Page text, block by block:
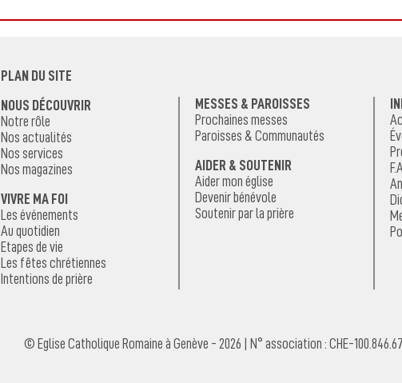
PLAN DU SITE
NOUS DÉCOUVRIR
Notre rôle
Nos actualités
Nos services
Nos magazines
VIVRE MA FOI
Les événements
Au quotidien
Etapes de vie
Les fêtes chrétiennes
Intentions de prière
MESSES & PAROISSES
Prochaines messes
Paroisses & Communautés
AIDER & SOUTENIR
Aider mon église
Devenir bénévole
Soutenir par la prière
© Eglise Catholique Romaine à Genève - 2026 | N° association : CHE-